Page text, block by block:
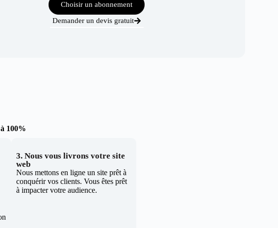
Choisir un abonnement
Demander un devis gratuit
100%
3. Nous vous livrons votre site
web
Nous mettons en ligne un site prêt à
conquérir vos clients. Vous êtes prêt
à impacter votre audience.